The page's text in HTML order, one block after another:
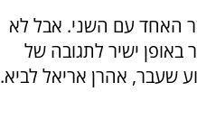
האחד עם השני. אבל לא
ישיר לתגובה של
שעבר, אהרן אריאל לביא.